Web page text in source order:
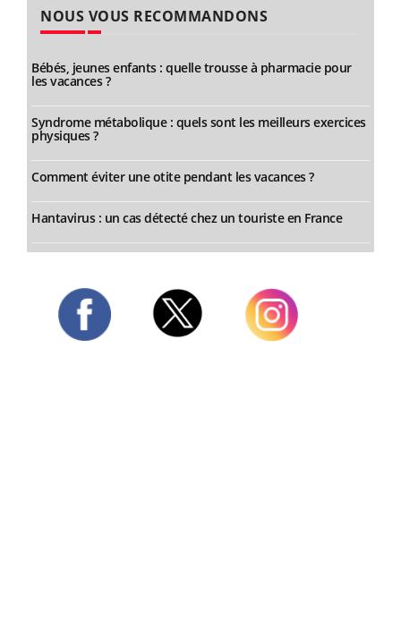
NOUS VOUS RECOMMANDONS
Bébés, jeunes enfants : quelle trousse à pharmacie pour
les vacances ?
Syndrome métabolique : quels sont les meilleurs exercices
physiques ?
Comment éviter une otite pendant les vacances ?
Hantavirus : un cas détecté chez un touriste en France